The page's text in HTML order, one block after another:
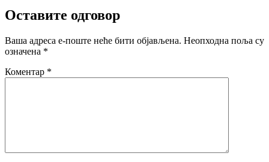
Оставите одговор
Ваша адреса е-поште неће бити објављена. Неопходна поља су
означена *
Коментар *